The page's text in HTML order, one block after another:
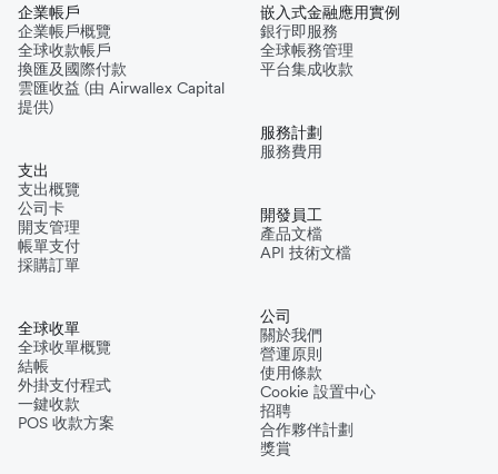
企業帳戶
企業帳戶概覽
全球收款帳戶
換匯及國際付款
雲匯收益 (由 Airwallex Capital
提供)
支出
支出概覽
公司卡
開支管理
帳單支付
採購訂單
全球收單
全球收單概覽
結帳
外掛支付程式
一鍵收款
POS 收款方案
嵌入式金融應用實例
銀行即服務
全球帳務管理
平台集成收款
服務計劃
服務費用
開發員工
產品文檔
API 技術文檔
公司
關於我們
營運原則
使用條款
Cookie 設置中心
招聘
合作夥伴計劃
獎賞